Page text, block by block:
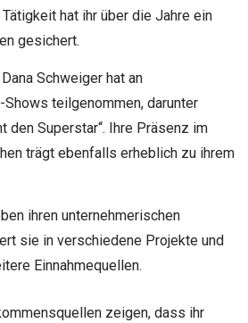
hat ihr über die Jahre ein
gesichert.
Schweiger hat an
teilgenommen, darunter
den Superstar“. Ihre Präsenz im
trägt ebenfalls erheblich zu ihrem
ihren unternehmerischen
sie in verschiedene Projekte und
Einnahmequellen.
zeigen, dass ihr